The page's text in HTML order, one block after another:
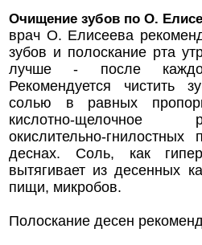
Очищение зубов по О.
врач О. Елисеева
зубов и полоскание рта
лучше - после
Рекомендуется
солью в равных
кислотно-щелочное
окислительно-
деснах. Соль, как
вытягивает из десенных
пищи, микробов.
Полоскание десен